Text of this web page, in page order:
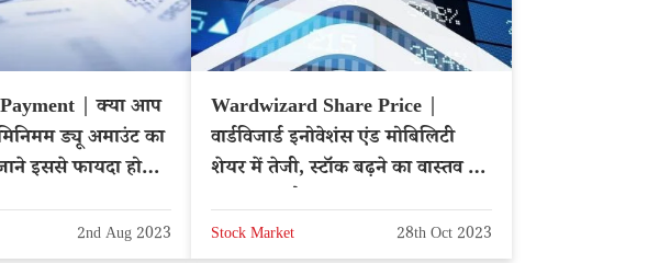
| क्या आप
मिनिमम ड्यू अमाउंट का
इससे फायदा होता
2nd Aug 2023
Wardwizard Share Price |
वार्डविजार्ड इनोवेशंस एंड मोबिलिटी
शेयर में तेजी, स्टॉक बढ़ने का वास्तव में
Stock Market 28th Oct 2023